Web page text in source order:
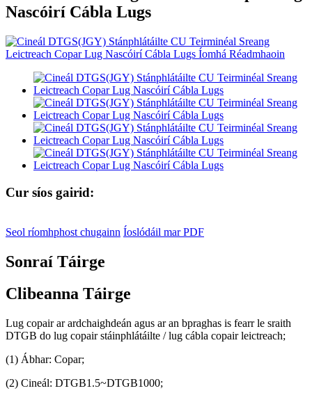
Nascóirí Cábla Lugs
Cur síos gairid:
Seol ríomhphost chugainn Íoslódáil mar PDF
Sonraí Táirge
Clibeanna Táirge
Lug copair ar ardchaighdeán agus ar an bpraghas is fearr le sraith
DTGB do lug copair stáinphlátáilte / lug cábla copair leictreach;
(1) Ábhar: Copar;
(2) Cineál: DTGB1.5~DTGB1000;